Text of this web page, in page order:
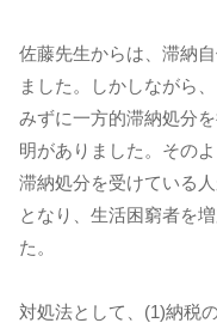
佐藤先生からは、滞納
ました。しかしながら
みずに一方的滞納処分
明がありました。その
滞納処分を受けている
となり、生活困窮者を
た。
対処法として、(1)納税